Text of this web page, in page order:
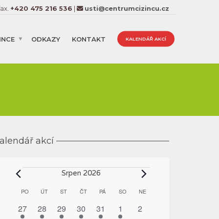
+420 475 216 536 | usti@centrumcizincu.cz
ODKAZY KONTAKT KALENDÁŘ AKCÍ
akcí
Akce Srpen 2026
Kalendář
z
PO PONDĚLÍ
ÚTÚTERÝ
STSTŘEDA
ČT ČTVRTEK
PÁ PÁTEKSO SOBOTA
NENEDĚLE
1
27
1
28
1
29
1
30
1
31
1
1
0
2